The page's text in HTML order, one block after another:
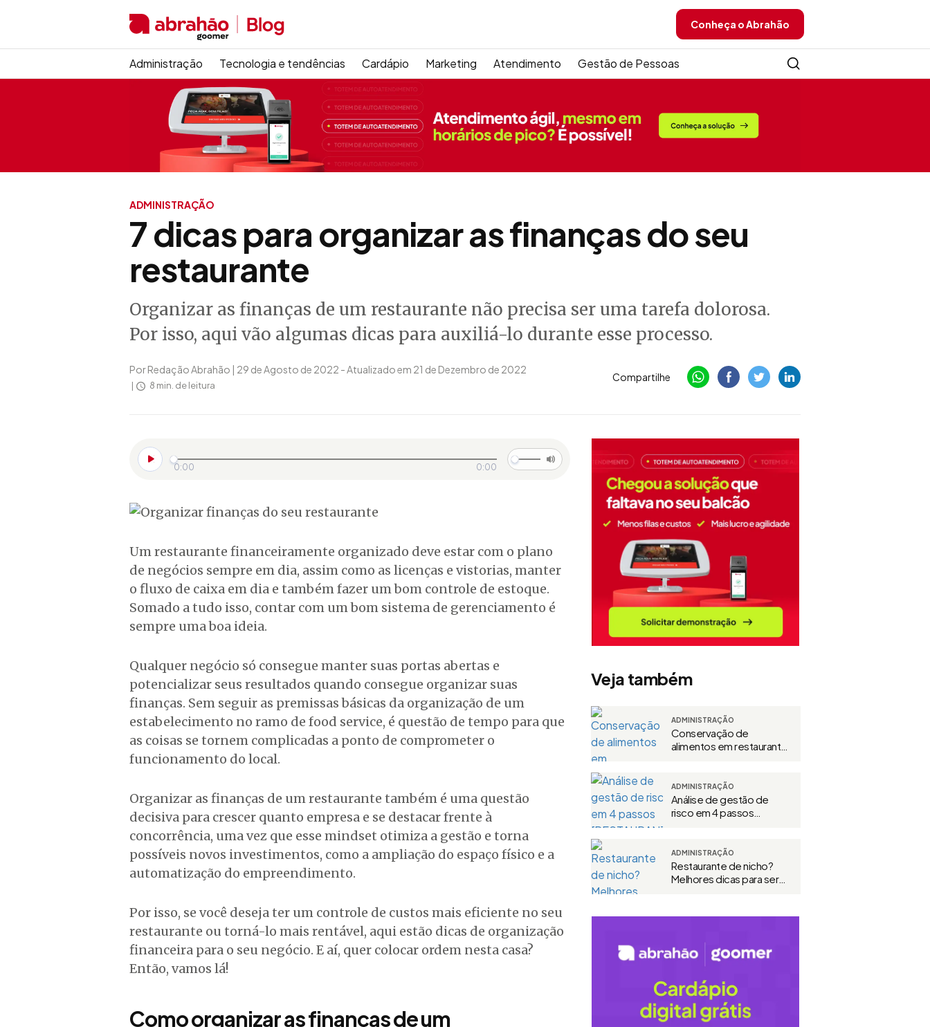
Administração Tecnologia e tendências Cardápio Marketing Atendimento Gestão de Pessoas
Conheça o Abrahão
ADMINISTRAÇÃO
7 dicas para organizar as finanças do seu
restaurante
Organizar as finanças de um restaurante não precisa ser uma tarefa dolorosa.
Por isso, aqui vão algumas dicas para auxiliá-lo durante esse processo.
Por Redação Abrahão | 29 de Agosto de 2022 - Atualizado em 21 de Dezembro de 2022
8 min. de leitura
Compartilhe
0:00 0:00
Um restaurante financeiramente organizado deve estar com o plano
de negócios sempre em dia, assim como as licenças e vistorias, manter
o fluxo de caixa em dia e também fazer um bom controle de estoque.
Somado a tudo isso, contar com um bom sistema de gerenciamento é
sempre uma boa ideia.
Qualquer negócio só consegue manter suas portas abertas e
potencializar seus resultados quando consegue organizar suas
finanças. Sem seguir as premissas básicas da organização de um
estabelecimento no ramo de food service, é questão de tempo para que
as coisas se tornem complicadas a ponto de comprometer o
funcionamento do local.
Organizar as finanças de um restaurante também é uma questão
decisiva para crescer quanto empresa e se destacar frente à
concorrência, uma vez que esse mindset otimiza a gestão e torna
possíveis novos investimentos, como a ampliação do espaço físico e a
automatização do empreendimento.
Por isso, se você deseja ter um controle de custos mais eficiente no seu
restaurante ou torná-lo mais rentável, aqui estão dicas de organização
financeira para o seu negócio. E aí, quer colocar ordem nesta casa?
Então, vamos lá!
Como organizar as finanças de um
Veja também
ADMINISTRAÇÃO
Conservação de
alimentos em restaurante:
ADMINISTRAÇÃO
Análise de gestão de
risco em 4 passos
ADMINISTRAÇÃO
Restaurante de nicho?
Melhores dicas para ser